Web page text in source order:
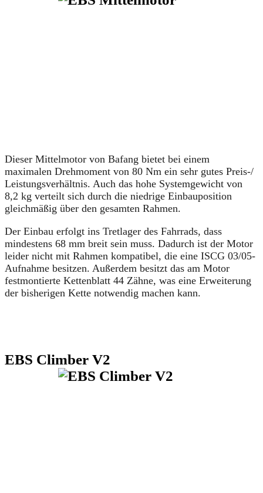
Dieser Mittelmotor von Bafang bietet bei einem
maximalen Drehmoment von 80 Nm ein sehr gutes Preis-/
Leistungsverhältnis. Auch das hohe Systemgewicht von
8,2 kg verteilt sich durch die niedrige Einbauposition
gleichmäßig über den gesamten Rahmen.
Der Einbau erfolgt ins Tretlager des Fahrrads, dass
mindestens 68 mm breit sein muss. Dadurch ist der Motor
leider nicht mit Rahmen kompatibel, die eine ISCG 03/05-
Aufnahme besitzen. Außerdem besitzt das am Motor
festmontierte Kettenblatt 44 Zähne, was eine Erweiterung
der bisherigen Kette notwendig machen kann.
EBS Climber V2